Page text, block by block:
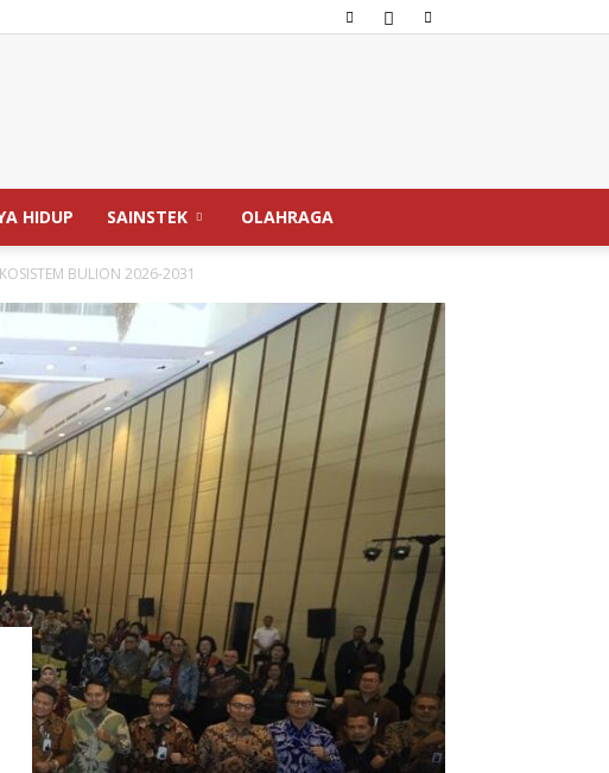
HIDUP SAINSTEK OLAHRAGA
BULION 2026-2031